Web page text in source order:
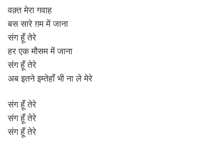
वक़्त मेरा गवाह
बस सारे ग़म में जाना
संग हूँ तेरे
हर एक मौसम में जाना
संग हूँ तेरे
अब इतने इम्तेहाँ भी ना ले मेरे
संग हूँ तेरे
संग हूँ तेरे
संग हूँ तेरे